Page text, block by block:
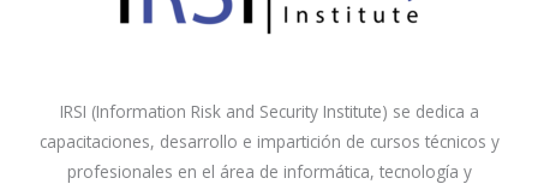
IRSI (Information Risk and Security Institute) se dedica a
capacitaciones, desarrollo e impartición de cursos técnicos y
profesionales en el área de informática, tecnología y